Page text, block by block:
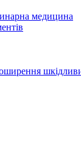
медицина